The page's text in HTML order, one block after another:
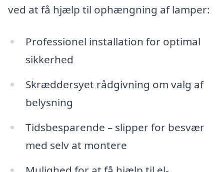
ved at få hjælp til ophængning af lamper:
Professionel installation for optimal
sikkerhed
Skræddersyet rådgivning om valg af
belysning
Tidsbesparende – slipper for besvær
med selv at montere